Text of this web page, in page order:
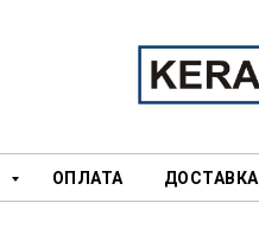
ОПЛАТА ДОСТАВКА